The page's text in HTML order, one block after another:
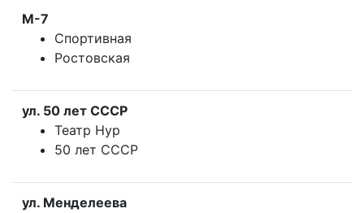
М-7
Спортивная
Ростовская
ул. 50 лет СССР
Театр Нур
50 лет СССР
ул. Менделеева